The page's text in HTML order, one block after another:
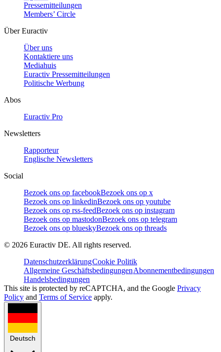
Pressemitteilungen
Members’ Circle
Über Euractiv
Über uns
Kontaktiere uns
Mediahuis
Euractiv Pressemitteilungen
Politische Werbung
Abos
Euractiv Pro
Newsletters
Rapporteur
Englische Newsletters
Social
Bezoek ons op facebookBezoek ons op x
Bezoek ons op linkedinBezoek ons op youtube
Bezoek ons op rss-feedBezoek ons op instagram
Bezoek ons op mastodonBezoek ons op telegram
Bezoek ons op blueskyBezoek ons op threads
© 2026 Euractiv DE. All rights reserved.
DatenschutzerklärungCookie Politik
Allgemeine GeschäftsbedingungenAbonnementbedingungen
Handelsbedingungen
This site is protected by reCAPTCHA, and the Google Privacy
Policy and Terms of Service apply.
Deutsch